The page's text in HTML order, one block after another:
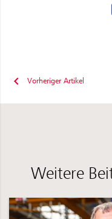
Vorheriger Artikel
Weitere